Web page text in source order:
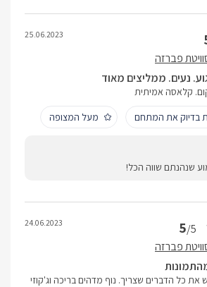
פברזה
25.06.2023
נעים. ממליצים מאוד
קלאסה אמיתית
בדיוק את המתחם
מעל המצופה
שנהנתם שווה הכל!
5/5
פברזה
24.06.2023
כל הדברים שצריך. נוף מדהים בריכה וג'קוזי